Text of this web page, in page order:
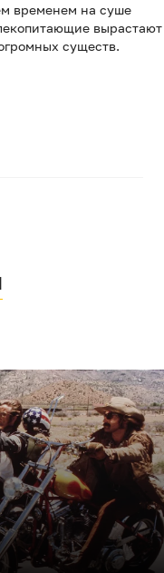
временем на суше
вырастают
существ.